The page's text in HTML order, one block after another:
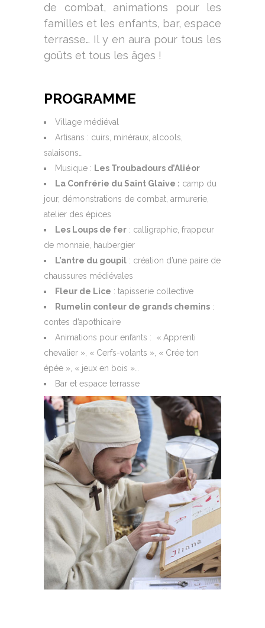
de combat, animations pour les
familles et les enfants, bar, espace
terrasse… Il y en aura pour tous les
goûts et tous les âges !
PROGRAMME
Village médiéval
Artisans : cuirs, minéraux, alcools,
salaisons…
Musique : Les Troubadours d’Aliéor
La Confrérie du Saint Glaive : camp du
jour, démonstrations de combat, armurerie,
atelier des épices
Les Loups de fer : calligraphie, frappeur
de monnaie, haubergier
L’antre du goupil : création d’une paire de
chaussures médiévales
Fleur de Lice : tapisserie collective
Rumelin conteur de grands chemins :
contes d’apothicaire
Animations pour enfants : « Apprenti
chevalier », « Cerfs-volants », « Crée ton
épée », « jeux en bois »…
Bar et espace terrasse